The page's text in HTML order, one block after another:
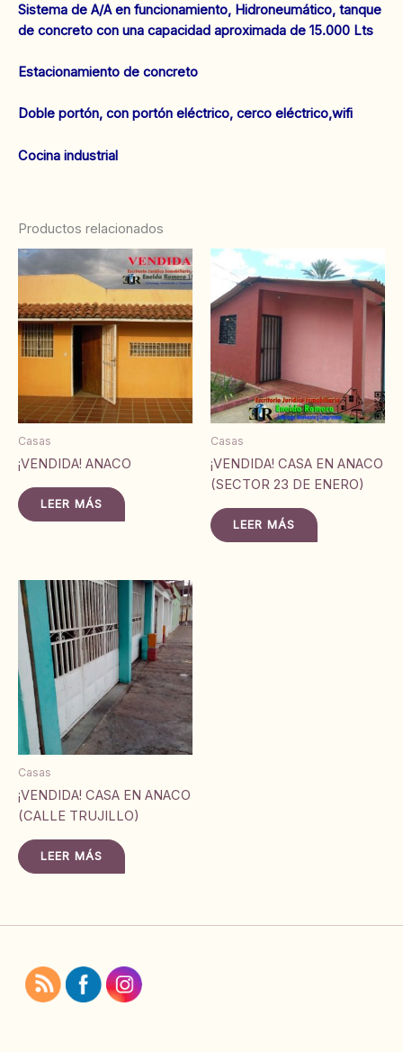
Sistema de A/A en funcionamiento, Hidroneumático, tanque
de concreto con una capacidad aproximada de 15.000 Lts
Estacionamiento de concreto
Doble portón, con portón eléctrico, cerco eléctrico,wifi
Cocina industrial
Productos relacionados
Casas
¡VENDIDA! ANACO
LEER MÁS
Casas
¡VENDIDA! CASA EN ANACO
(SECTOR 23 DE ENERO)
LEER MÁS
Casas
¡VENDIDA! CASA EN ANACO
(CALLE TRUJILLO)
LEER MÁS